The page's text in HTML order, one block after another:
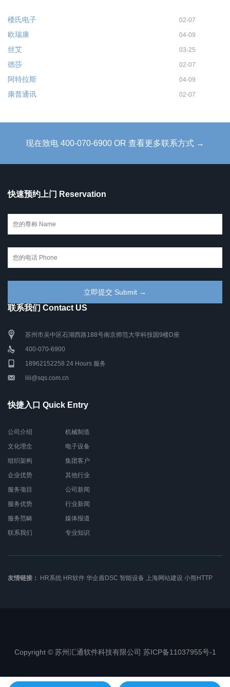
楼氏电子 02-07
欧瑞康 04-09
丝艾 03-25
德莎 02-07
阿特拉斯 04-09
康普通讯 02-07
现在致电 400-070-6900 OR 查看更多联系方式 →
快速预约上门 Reservation
联系我们 Contact US
苏州市吴中区石湖西路188号南京师范大学科技园9楼D座
400-070-6900
18962152258 24 Hours 服务
lili@sqs.com.cn
快捷入口 Quick Entry
公司介绍
文化理念
组织架构
企业优势
服务项目
服务优势
服务范畴
联系我们
机械制造
电子设备
集团客户
其他行业
公司新闻
行业新闻
媒体报道
专业知识
友情链接： HR系统 HR软件 华企盾DSC 智能设备 上海网站建设 小熊HTTP
Copyright © 苏州汇通软件科技有限公司 苏ICP备11037955号-1